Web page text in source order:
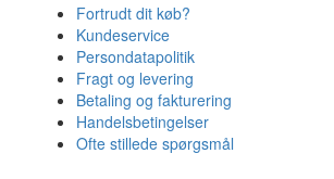
Fortrudt dit køb?
Kundeservice
Persondatapolitik
Fragt og levering
Betaling og fakturering
Handelsbetingelser
Ofte stillede spørgsmål